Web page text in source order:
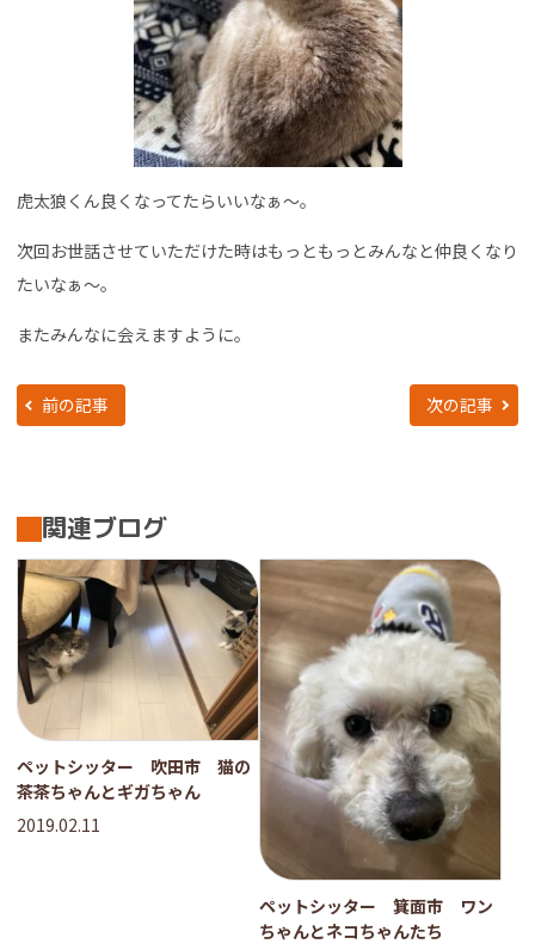
虎太狼くん良くなってたらいいなぁ～。
次回お世話させていただけた時はもっともっとみんなと仲良くなり
たいなぁ～。
またみんなに会えますように。
前の記事 次の記事
関連ブログ
ペットシッター 吹田市 猫の
茶茶ちゃんとギガちゃん
2019.02.11
ペットシッター 箕面市 ワン
ちゃんとネコちゃんたち